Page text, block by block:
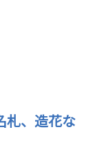
札、造花な